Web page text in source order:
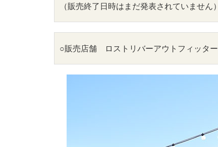
（販売終了日時はまだ発表されていません）
○販売店舗　ロストリバーアウトフィッター